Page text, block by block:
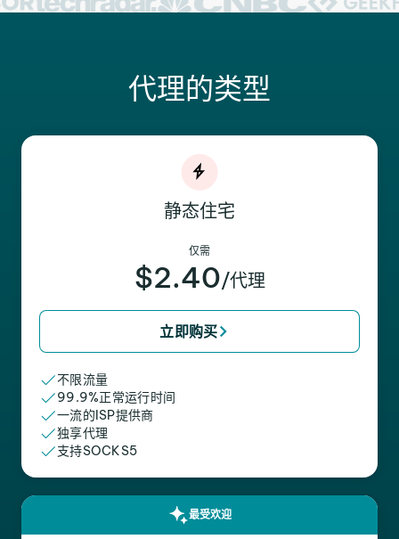
代理的类型
静态住宅
仅需
$2.40/代理
立即购买
不限流量
99.9%正常运行时间
一流的ISP提供商
独享代理
支持SOCKS5
最受欢迎